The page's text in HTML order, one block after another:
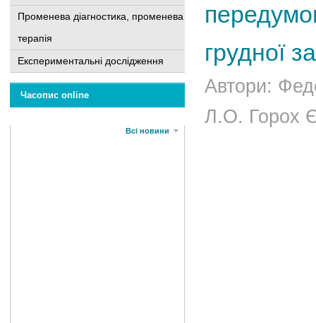
Променева діагностика, променева
терапія
Експериментальні дослідження
Часопис online
Всі новини
грудної
Автори:
Л.О. Горох